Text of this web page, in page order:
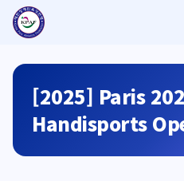
[2025] Paris
Handisports